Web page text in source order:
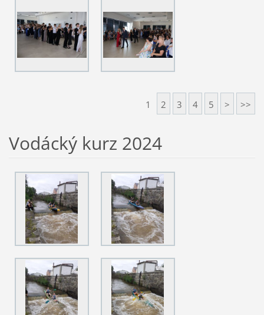
1 2 3 4 5 > >>
Vodácký kurz 2024